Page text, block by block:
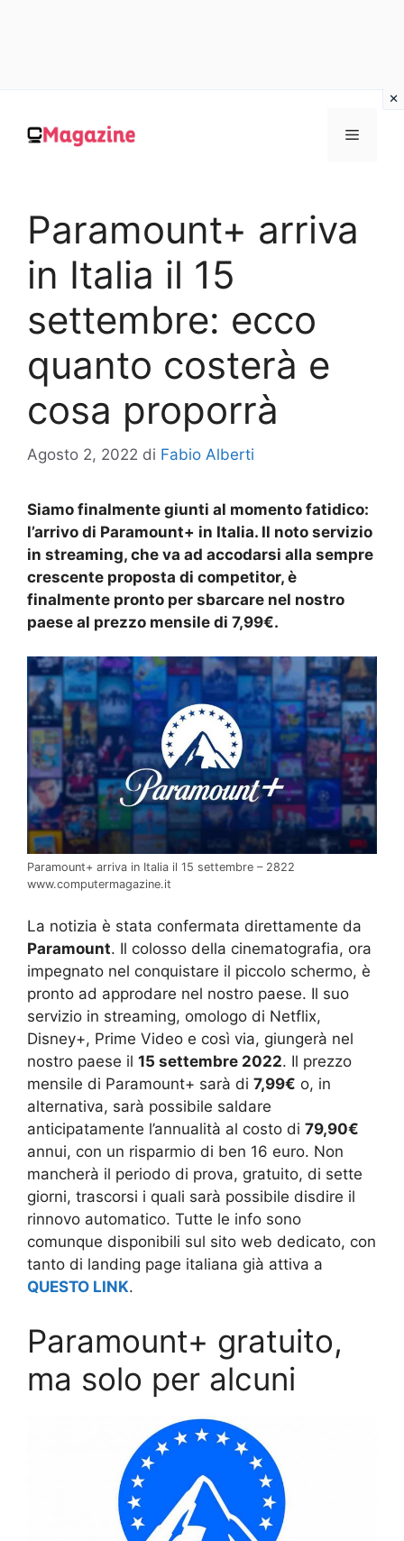
contenuto
MENU
Paramount+ arriva
in Italia il 15
settembre: ecco
quanto costerà e
cosa proporrà
Agosto 2, 2022 di Fabio Alberti
Siamo finalmente giunti al momento fatidico:
l’arrivo di Paramount+ in Italia. Il noto servizio
in streaming, che va ad accodarsi alla sempre
crescente proposta di competitor, è
finalmente pronto per sbarcare nel nostro
paese al prezzo mensile di 7,99€.
Paramount+ arriva in Italia il 15 settembre – 2822
www.computermagazine.it
La notizia è stata confermata direttamente da
Paramount. Il colosso della cinematografia, ora
impegnato nel conquistare il piccolo schermo, è
pronto ad approdare nel nostro paese. Il suo
servizio in streaming, omologo di Netflix,
Disney+, Prime Video e così via, giungerà nel
nostro paese il 15 settembre 2022. Il prezzo
mensile di Paramount+ sarà di 7,99€ o, in
alternativa, sarà possibile saldare
anticipatamente l’annualità al costo di 79,90€
annui, con un risparmio di ben 16 euro. Non
mancherà il periodo di prova, gratuito, di sette
giorni, trascorsi i quali sarà possibile disdire il
rinnovo automatico. Tutte le info sono
comunque disponibili sul sito web dedicato, con
tanto di landing page italiana già attiva a
QUESTO LINK.
Paramount+ gratuito,
ma solo per alcuni